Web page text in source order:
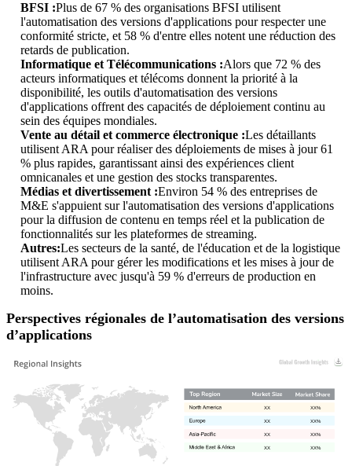
BFSI :Plus de 67 % des organisations BFSI utilisent
l'automatisation des versions d'applications pour respecter une
conformité stricte, et 58 % d'entre elles notent une réduction des
retards de publication.
Informatique et Télécommunications :Alors que 72 % des
acteurs informatiques et télécoms donnent la priorité à la
disponibilité, les outils d'automatisation des versions
d'applications offrent des capacités de déploiement continu au
sein des équipes mondiales.
Vente au détail et commerce électronique :Les détaillants
utilisent ARA pour réaliser des déploiements de mises à jour 61
% plus rapides, garantissant ainsi des expériences client
omnicanales et une gestion des stocks transparentes.
Médias et divertissement :Environ 54 % des entreprises de
M&E s'appuient sur l'automatisation des versions d'applications
pour la diffusion de contenu en temps réel et la publication de
fonctionnalités sur les plateformes de streaming.
Autres:Les secteurs de la santé, de l'éducation et de la logistique
utilisent ARA pour gérer les modifications et les mises à jour de
l'infrastructure avec jusqu'à 59 % d'erreurs de production en
moins.
Perspectives régionales de l’automatisation des versions
d’applications
XX%
XX
XX%
XX
XX%
XX
XX%
XX